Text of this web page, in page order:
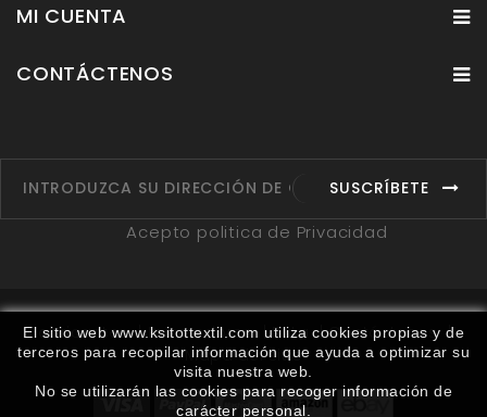
MI CUENTA
CONTÁCTENOS
El sitio web www.ksitottextil.com utiliza cookies propias y de
terceros para recopilar información que ayuda a optimizar su
visita nuestra web.
No se utilizarán las cookies para recoger información de
carácter personal.
SUSCRÍBETE
Acepto politica de Privacidad
Fabricantes Proveedores Ruta
Contáctenos
Mapa del sitio